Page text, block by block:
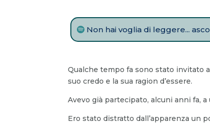
Non hai voglia di leggere...
Qualche tempo fa sono stato invitato
suo credo e la sua ragion d’essere.
Avevo già partecipato, alcuni anni fa,
Ero stato distratto dall’apparenza un